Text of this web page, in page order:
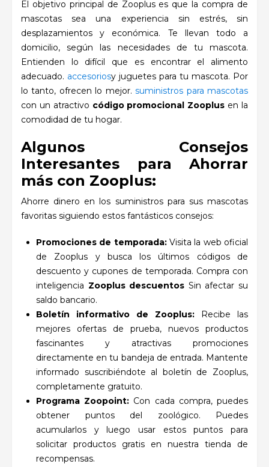
El objetivo principal de Zooplus es que la compra de
mascotas sea una experiencia sin estrés, sin
desplazamientos y económica. Te llevan todo a
domicilio, según las necesidades de tu mascota.
Entienden lo difícil que es encontrar el alimento
adecuado. accesoriosy juguetes para tu mascota. Por
lo tanto, ofrecen lo mejor. suministros para mascotas
con un atractivo código promocional Zooplus en la
comodidad de tu hogar.
Algunos Consejos
Interesantes para Ahorrar
más con Zooplus:
Ahorre dinero en los suministros para sus mascotas
favoritas siguiendo estos fantásticos consejos:
Promociones de temporada: Visita la web oficial
de Zooplus y busca los últimos códigos de
descuento y cupones de temporada. Compra con
inteligencia Zooplus descuentos Sin afectar su
saldo bancario.
Boletín informativo de Zooplus:
Recibe las
mejores ofertas de prueba, nuevos productos
fascinantes y atractivas promociones
directamente en tu bandeja de entrada. Mantente
informado suscribiéndote al boletín de Zooplus,
completamente gratuito.
Programa Zoopoint: Con cada compra, puedes
obtener puntos del zoológico. Puedes
acumularlos y luego usar estos puntos para
solicitar productos gratis en nuestra tienda de
recompensas.